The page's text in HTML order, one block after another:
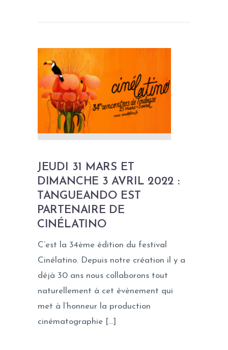
JEUDI 31 MARS ET
DIMANCHE 3 AVRIL 2022 :
TANGUEANDO EST
PARTENAIRE DE
CINÉLATINO
C’est la 34ème édition du festival
Cinélatino. Depuis notre création il y a
déjà 30 ans nous collaborons tout
naturellement à cet évènement qui
met à l’honneur la production
cinématographie […]